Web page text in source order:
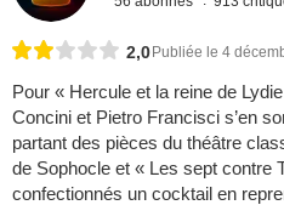
2,0Publiée le 4
Pour « Hercule et la reine de
Concini et Pietro Francisci s’en
partant des pièces du théâtre
de Sophocle et « Les sept contre
confectionnés un cocktail en